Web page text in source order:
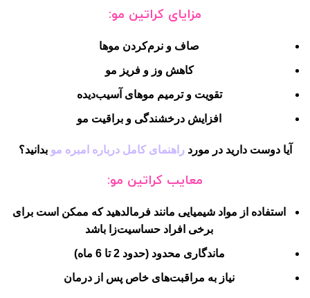
مزایای کراتین مو:
صاف و نرم‌کردن موها
کاهش وز و فریز مو
تقویت و ترمیم موهای آسیب‌دیده
افزایش درخشندگی و براقیت مو
آیا دوست دارید در موردراهنمای کامل درباره امبره مو بدانید؟
معایب کراتین مو:
استفاده از مواد شیمیایی مانند فرمالدهید که ممکن است برای
برخی افراد حساسیت‌زا باشد
ماندگاری محدود (حدود 2 تا 6 ماه)
نیاز به مراقبت‌های خاص پس از درمان